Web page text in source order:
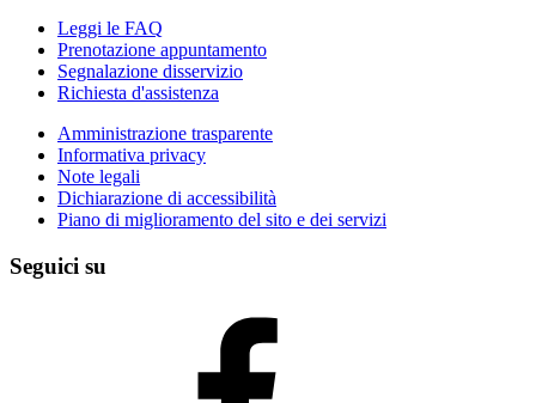
Leggi le FAQ
Prenotazione appuntamento
Segnalazione disservizio
Richiesta d'assistenza
Amministrazione trasparente
Informativa privacy
Note legali
Dichiarazione di accessibilità
Piano di miglioramento del sito e dei servizi
Seguici su